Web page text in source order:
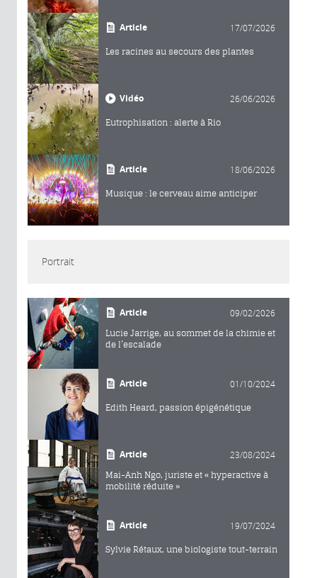
Article 17/07/2026
Les racines au secours des plantes
Vidéo 26/06/2026
Eutrophisation : alerte à Rio
Article 18/06/2026
Musique : le cerveau aime anticiper
Portrait
Article 09/02/2026
Lucie Jarrige, au sommet de la chimie et
de l’escalade
Article 01/10/2024
Edith Heard, passion épigénétique
Article 23/08/2024
Mai-Anh Ngo, juriste et « hyperactive à
mobilité réduite »
Article 19/07/2024
Sylvie Rétaux, une biologiste tout-terrain